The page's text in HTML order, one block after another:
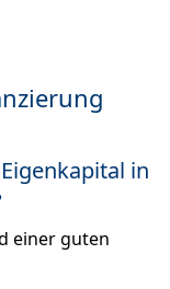
in
einer guten